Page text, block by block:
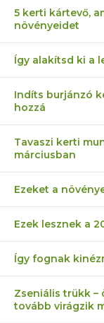
5 kerti kártevő,
növényeidet
Így alakítsd ki a
Indíts burjánzó
hozzá
Tavaszi kerti
márciusban
Ezeket a
Ezek lesznek a
Így fognak
Zseniális trükk –
tovább virágzik